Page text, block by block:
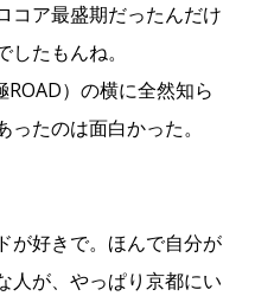
コア最盛期だったんだけ
たもんね。
）の横に全然知ら
たのは面白かった。
が好きで。ほんで自分が
人が、やっぱり京都にい